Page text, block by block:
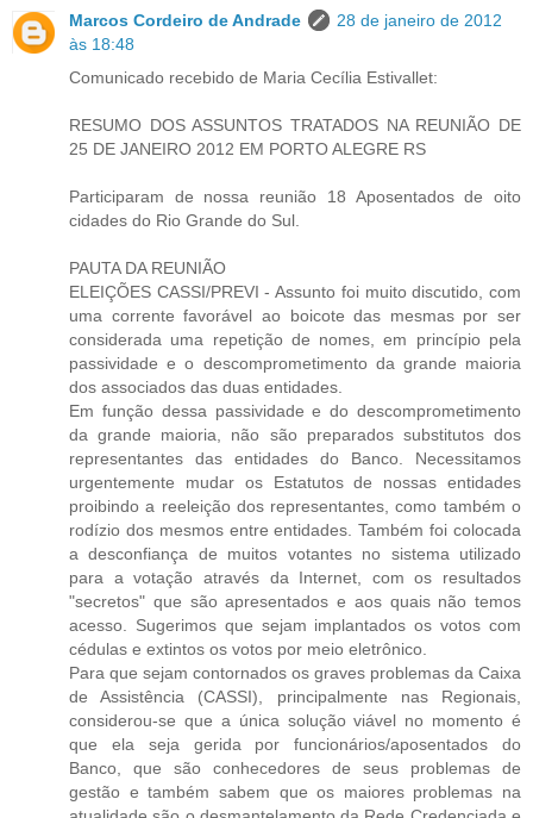
Marcos Cordeiro de Andrade
28 de janeiro de 2012
às 18:48
Comunicado recebido de Maria Cecília Estivallet:
RESUMO DOS ASSUNTOS TRATADOS NA REUNIÃO DE
25 DE JANEIRO 2012 EM PORTO ALEGRE RS
Participaram de nossa reunião 18 Aposentados de oito
cidades do Rio Grande do Sul.
PAUTA DA REUNIÃO
ELEIÇÕES CASSI/PREVI - Assunto foi muito discutido, com
uma corrente favorável ao boicote das mesmas por ser
considerada uma repetição de nomes, em princípio pela
passividade e o descomprometimento da grande maioria
dos associados das duas entidades.
Em função dessa passividade e do descomprometimento
da grande maioria, não são preparados substitutos dos
representantes das entidades do Banco. Necessitamos
urgentemente mudar os Estatutos de nossas entidades
proibindo a reeleição dos representantes, como também o
rodízio dos mesmos entre entidades. Também foi colocada
a desconfiança de muitos votantes no sistema utilizado
para a votação através da Internet, com os resultados
"secretos" que são apresentados e aos quais não temos
acesso. Sugerimos que sejam implantados os votos com
cédulas e extintos os votos por meio eletrônico.
Para que sejam contornados os graves problemas da Caixa
de Assistência (CASSI), principalmente nas Regionais,
considerou-se que a única solução viável no momento é
que ela seja gerida por funcionários/aposentados do
Banco, que são conhecedores de seus problemas de
gestão e também sabem que os maiores problemas na